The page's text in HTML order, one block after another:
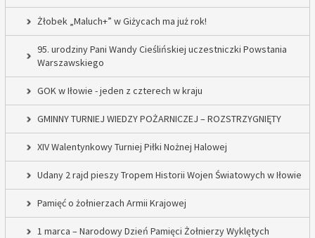
Żłobek „Maluch+” w Giżycach ma już rok!
95. urodziny Pani Wandy Cieślińskiej uczestniczki Powstania
Warszawskiego
GOK w Iłowie - jeden z czterech w kraju
GMINNY TURNIEJ WIEDZY POŻARNICZEJ – ROZSTRZYGNIĘTY
XIV Walentynkowy Turniej Piłki Nożnej Halowej
Udany 2 rajd pieszy Tropem Historii Wojen Światowych w Iłowie
Pamięć o żołnierzach Armii Krajowej
1 marca – Narodowy Dzień Pamięci Żołnierzy Wyklętych